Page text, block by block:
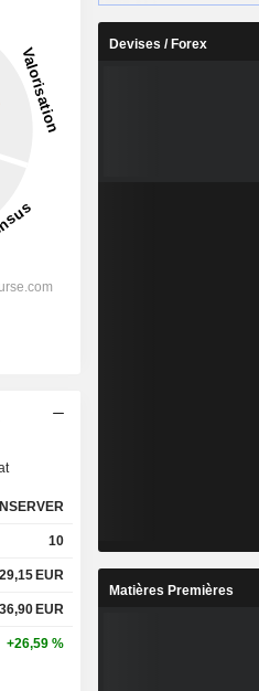
10
29,15 EUR
36,90 EUR
+26,59 %
Devises / Forex
Matières Premières